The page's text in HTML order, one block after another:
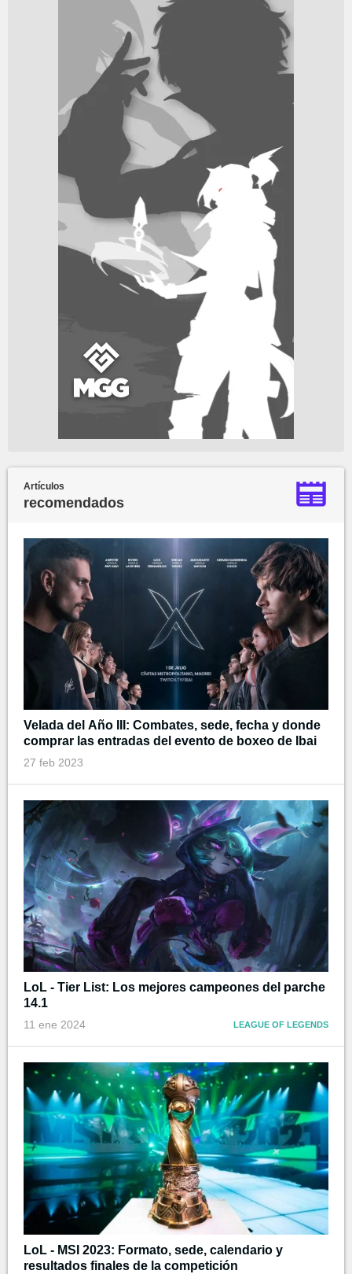
Artículos
recomendados
Velada del Año III: Combates, sede, fecha y donde
comprar las entradas del evento de boxeo de Ibai
27 feb 2023
LoL - Tier List: Los mejores campeones del parche
14.1
11 ene 2024 LEAGUE OF LEGENDS
LoL - MSI 2023: Formato, sede, calendario y
resultados finales de la competición